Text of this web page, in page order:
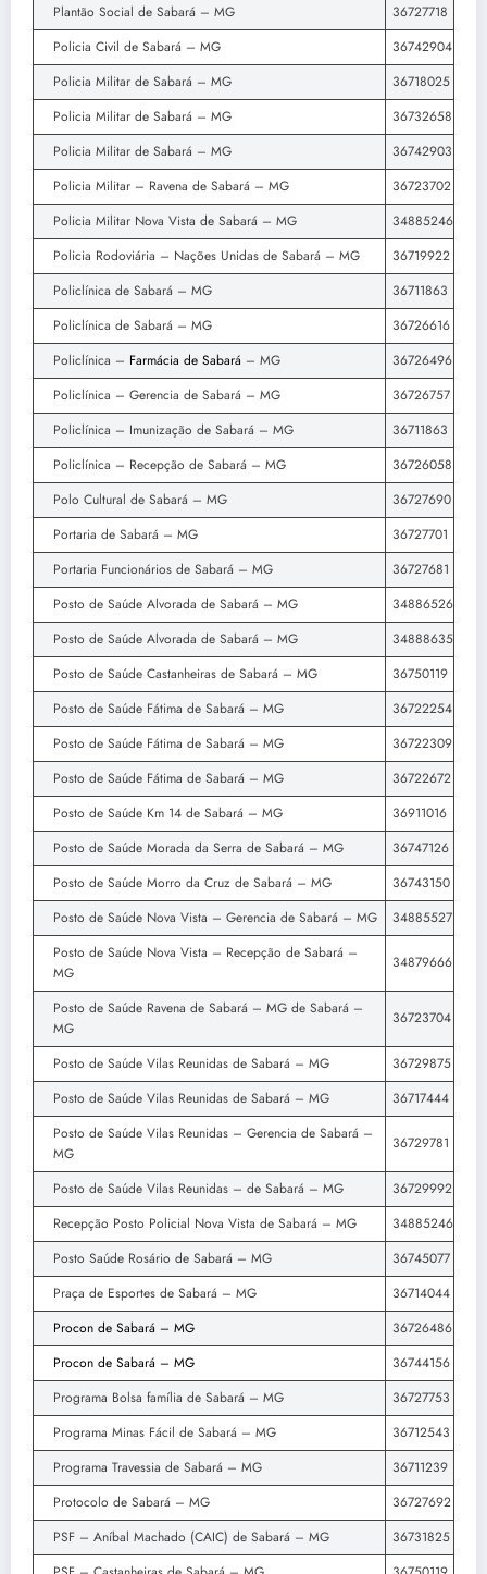
Plantão Social de Sabará – MG
36727718
Policia Civil de Sabará – MG
36742904
Policia Militar de Sabará – MG
36718025
Policia Militar de Sabará – MG
36732658
Policia Militar de Sabará – MG
36742903
Policia Militar – Ravena de Sabará – MG
36723702
Policia Militar Nova Vista de Sabará – MG
34885246
Policia Rodoviária – Nações Unidas de Sabará – MG
36719922
Policlínica de Sabará – MG
36711863
Policlínica de Sabará – MG
36726616
Policlínica – Farmácia de Sabará – MG
36726496
Policlínica – Gerencia de Sabará – MG
36726757
Policlínica – Imunização de Sabará – MG
36711863
Policlínica – Recepção de Sabará – MG
36726058
Polo Cultural de Sabará – MG
36727690
Portaria de Sabará – MG
36727701
Portaria Funcionários de Sabará – MG
36727681
Posto de Saúde Alvorada de Sabará – MG
34886526
Posto de Saúde Alvorada de Sabará – MG
34888635
Posto de Saúde Castanheiras de Sabará – MG
36750119
Posto de Saúde Fátima de Sabará – MG
36722254
Posto de Saúde Fátima de Sabará – MG
36722309
Posto de Saúde Fátima de Sabará – MG
36722672
Posto de Saúde Km 14 de Sabará – MG
36911016
Posto de Saúde Morada da Serra de Sabará – MG
36747126
Posto de Saúde Morro da Cruz de Sabará – MG
36743150
Posto de Saúde Nova Vista – Gerencia de Sabará – MG
34885527
Posto de Saúde Nova Vista – Recepção de Sabará –
MG
34879666
Posto de Saúde Ravena de Sabará – MG de Sabará –
MG
36723704
Posto de Saúde Vilas Reunidas de Sabará – MG
36729875
Posto de Saúde Vilas Reunidas de Sabará – MG
36717444
Posto de Saúde Vilas Reunidas – Gerencia de Sabará –
MG
36729781
Posto de Saúde Vilas Reunidas – de Sabará – MG
36729992
Recepção Posto Policial Nova Vista de Sabará – MG
34885246
Posto Saúde Rosário de Sabará – MG
36745077
Praça de Esportes de Sabará – MG
36714044
Procon de Sabará – MG
36726486
Procon de Sabará – MG
36744156
Programa Bolsa família de Sabará – MG
36727753
Programa Minas Fácil de Sabará – MG
36712543
Programa Travessia de Sabará – MG
36711239
Protocolo de Sabará – MG
36727692
PSF – Aníbal Machado (CAIC) de Sabará – MG
36731825